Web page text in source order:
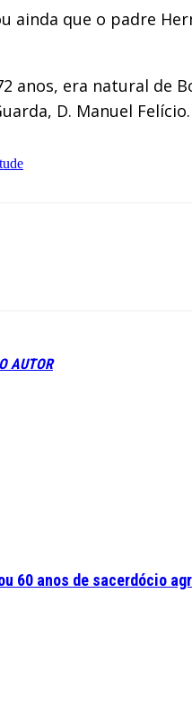
ainda que o padre
anos, era natural de
D. Manuel Felício.
AUTOR
60 anos de sacerdócio